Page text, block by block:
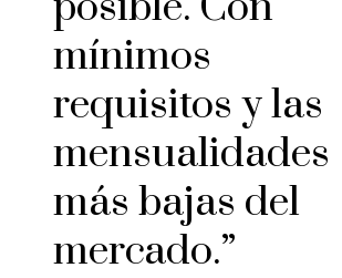
mínimos
requisitos y las
mensualidades
más bajas del
mercado.”